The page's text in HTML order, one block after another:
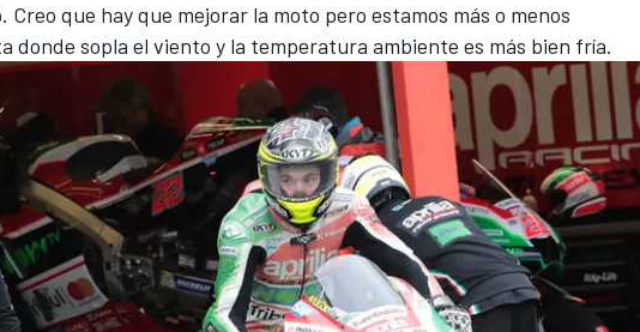
Creo que hay que mejorar la moto pero estamos más o menos
donde sopla el viento y la temperatura ambiente es más bien fría.